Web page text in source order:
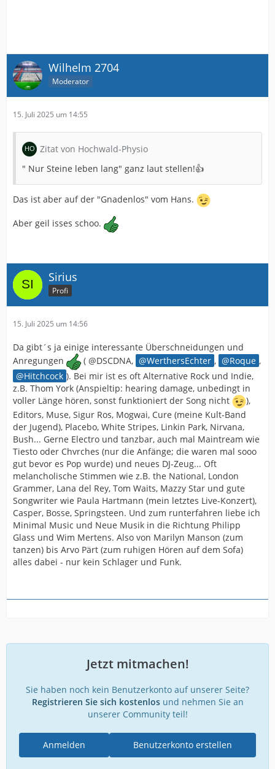
Wilhelm 2704
Moderator
15. Juli 2025 um 14:55
Zitat von Hochwald-Physio
" Nur Steine leben lang" ganz laut stellen!👍
Das ist aber auf der "Gnadenlos" vom Hans.
Aber geil isses schoo.
Sirius
Profi
15. Juli 2025 um 14:56
Da gibt´s ja einige interessante Überschneidungen und
Anregungen
( @DSCDNA, WerthersEchter , Roque ,
Hitchcock ). Bei mir ist es oft Alternative Rock und Indie,
z.B. Thom York (Anspieltip: hearing damage, unbedingt in
voller Länge hören, sonst funktioniert der Song nicht
),
Editors, Muse, Sigur Ros, Mogwai, Cure (meine Kult-Band
der Jugend), Placebo, White Stripes, Linkin Park, Nirvana,
Bush... Gerne Electro und tanzbar, auch mal Maintream wie
Tiesto oder Chvrches (nur die Anfänge; die waren mal sooo
gut bevor es Pop wurde) und neues DJ-Zeug... Oft
melancholische Stimmen wie z.B. the National, London
Grammer, Lana del Rey, Tom Waits, Mazzy Star und gute
Songwriter wie Paula Hartmann (mein letztes Live-Konzert),
Casper, Bosse, Springsteen. Und zum runterfahren liebe ich
Minimal Music und Neue Musik in die Richtung Philipp
Glass und Wim Mertens. Also von Marilyn Manson (zum
tanzen) bis Arvo Pärt (zum ruhigen Hören auf dem Sofa)
alles dabei - nur kein Schlager und Funk.
Jetzt mitmachen!
Sie haben noch kein Benutzerkonto auf unserer Seite?
Registrieren Sie sich kostenlosund nehmen Sie an
unserer Community teil!
Benutzerkonto erstellen
Anmelden